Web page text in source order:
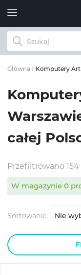
Główna Komputery
całej
Przefiltrowano 154
W magazynie 0
Sortowanie: Nie